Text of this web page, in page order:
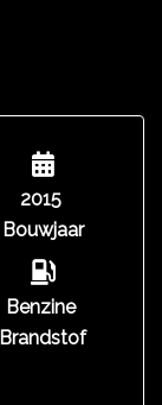
2015
Bouwjaar
Benzine
Brandstof